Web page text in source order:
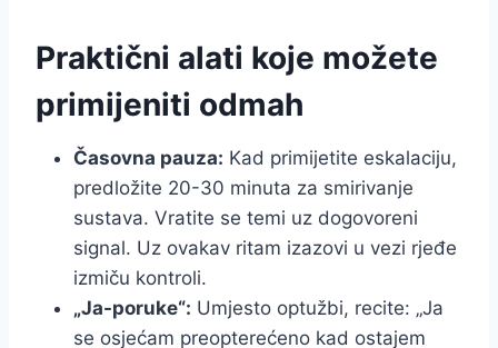
Praktični alati koje možete
primijeniti odmah
Časovna pauza: Kad primijetite eskalaciju,
predložite 20-30 minuta za smirivanje
sustava. Vratite se temi uz dogovoreni
signal. Uz ovakav ritam izazovi u vezi rjeđe
izmiču kontroli.
„Ja-poruke“: Umjesto optužbi, recite: „Ja
se osjećam preopterećeno kad ostajem